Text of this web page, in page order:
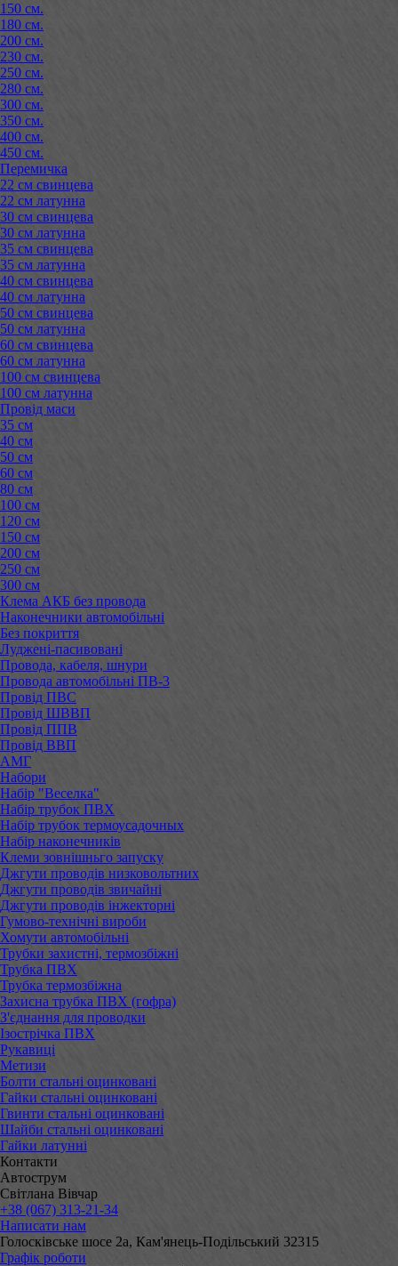
150 см.
180 см.
200 см.
230 см.
250 см.
280 см.
300 см.
350 см.
400 см.
450 см.
Перемичка
22 см свинцева
22 см латунна
30 см свинцева
30 см латунна
35 см свинцева
35 см латунна
40 см свинцева
40 см латунна
50 см свинцева
50 см латунна
60 см свинцева
60 см латунна
100 см свинцева
100 см латунна
Провід маси
35 см
40 см
50 см
60 см
80 см
100 см
120 см
150 см
200 см
250 см
300 см
Клема АКБ без провода
Наконечники автомобільні
Без покриття
Луджені-пасивовані
Провода, кабеля, шнури
Провода автомобільні ПВ-3
Провід ПВС
Провід ШВВП
Провід ППВ
Провід ВВП
АМГ
Набори
Набір "Веселка"
Набір трубок ПВХ
Набір трубок термоусадочных
Набір наконечників
Клеми зовнішньго запуску
Джгути проводів низковольтних
Джгути проводів звичайні
Джгути проводів інжекторні
Гумово-технічні вироби
Хомути автомобільні
Трубки захистні, термозбіжні
Трубка ПВХ
Трубка термозбіжна
Захисна трубка ПВХ (гофра)
З'єднання для проводки
Ізострічка ПВХ
Рукавиці
Метизи
Болти стальні оцинковані
Гайки стальні оцинковані
Гвинти стальні оцинковані
Шайби стальні оцинковані
Гайки латунні
Контакти
Автострум
Світлана Вівчар
+38 (067) 313-21-34
Написати нам
Голосківське шосе 2а, Кам'янець-Подільський 32315
Графік роботи